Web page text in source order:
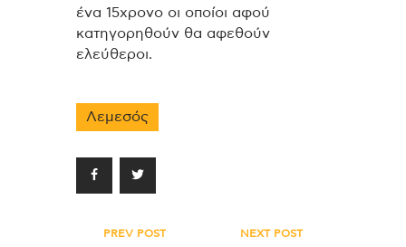
ένα 15χρονο οι οποίοι αφού
κατηγορηθούν θα αφεθούν
ελεύθεροι.
Λεμεσός
Πλοήγηση
PREV POST NEXT POST